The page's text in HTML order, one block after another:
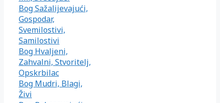
Bog Sažalijevajući,
Gospodar,
Svemilostivi,
Samilostivi
Bog Hvaljeni,
Zahvalni, Stvoritelj,
Opskrbilac
Bog Mudri, Blagi,
Živi